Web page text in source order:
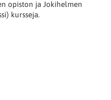
opiston ja Jokihelmen
kursseja.